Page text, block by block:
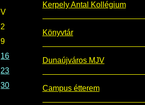
V
2
9
16
23
30
Kerpely Antal Kollégium
Könyvtár
Dunaújváros MJV
Campus étterem